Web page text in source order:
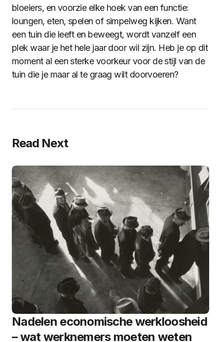
bloeiers, en voorzie elke hoek van een functie:
loungen, eten, spelen of simpelweg kijken. Want
een tuin die leeft en beweegt, wordt vanzelf een
plek waar je het hele jaar door wil zijn. Heb je op dit
moment al een sterke voorkeur voor de stijl van de
tuin die je maar al te graag wilt doorvoeren?
Read Next
Nadelen economische werkloosheid
– wat werknemers moeten weten